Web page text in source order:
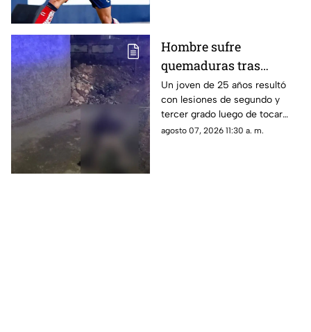
Hombre sufre
quemaduras tras
recibir descarga
eléctrica por cable
expuesto en banqueta
de Ciudad Juárez
Un joven de 25 años resultó
con lesiones de segundo y
tercer grado luego de tocar
accidentalmente un cable con
agosto 07, 2026 11:30 a. m.